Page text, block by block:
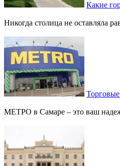
Какие
Никогда столица не оставляла
МЕТРО в Самаре – это ваш